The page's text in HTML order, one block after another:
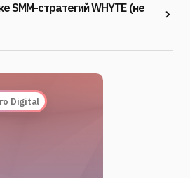
SMM-стратегий WHYTE (не
Digital